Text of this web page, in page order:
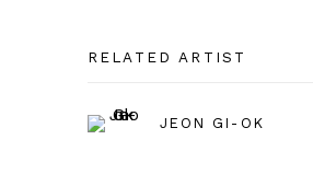
RELATED ARTIST
JEON GI-OK